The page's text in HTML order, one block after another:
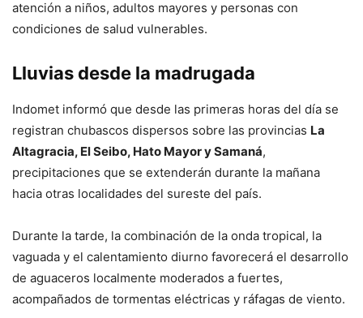
atención a niños, adultos mayores y personas con
condiciones de salud vulnerables.
Lluvias desde la madrugada
Indomet informó que desde las primeras horas del día se
registran chubascos dispersos sobre las provincias La
Altagracia, El Seibo, Hato Mayor y Samaná,
precipitaciones que se extenderán durante la mañana
hacia otras localidades del sureste del país.
Durante la tarde, la combinación de la onda tropical, la
vaguada y el calentamiento diurno favorecerá el desarrollo
de aguaceros localmente moderados a fuertes,
acompañados de tormentas eléctricas y ráfagas de viento.